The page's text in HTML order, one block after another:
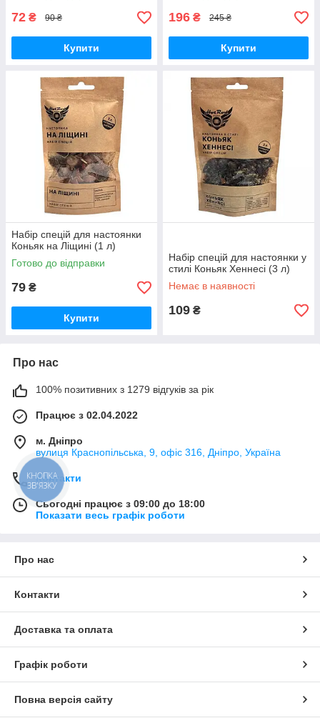
72 ₴ 90 ₴
Купити
196 ₴ 245 ₴
Купити
Набір спецій для настоянки
Коньяк на Ліщині (1 л)
Готово до відправки
79 ₴
Купити
Набір спецій для настоянки у
стилі Коньяк Хеннесі (3 л)
Немає в наявності
109 ₴
Про нас
100% позитивних з 1279 відгуків за рік
Працює з 02.04.2022
м. Дніпро
вулиця Краснопільська, 9, офіс 316, Дніпро, Україна
Контакти
Сьогодні працює з 09:00 до 18:00
Показати весь графік роботи
Про нас
Контакти
Доставка та оплата
Графік роботи
Повна версія сайту
КНОПКА
ЗВ'ЯЗКУ